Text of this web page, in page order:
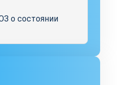
о состоянии